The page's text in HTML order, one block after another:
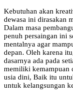
Kebutuhan akan
dewasa ini dirasakan
Dalam masa
penuh persaingan ini
mentalnya agar
depan. Oleh karena
dasarnya ada pada
memiliki kemampuan
usia dini, Baik itu
untuk kelangsungan